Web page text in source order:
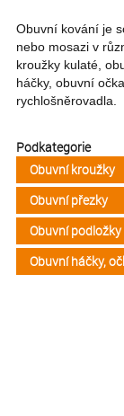
Obuvní kování je
nebo mosazi v
kroužky kulaté,
háčky, obuvní
rychlošněrovadla.
Podkategorie
Obuvní kroužky
Obuvní přezky
Obuvní podložky
Obuvní háčky,